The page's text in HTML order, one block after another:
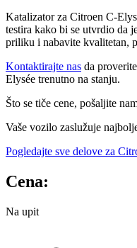
Katalizator za Citroen C-
testira kako bi se utvrdio da
priliku i nabavite kvalitetan,
Kontaktirajte nas da
Elysée trenutno na stanju.
Što se tiče cene, pošaljite
Vaše vozilo zaslužuje
Pogledajte sve delove za
Cena:
Na upit